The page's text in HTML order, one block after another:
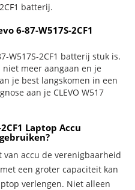
batterij.
6-87-W517S-2CF1
W517S-2CF1 batterij stuk is.
meer aangaan en je
je best langskomen in een
aan je CLEVO W517
Laptop Accu
accu de verenigbaarheid
een groter capaciteit kan
verlengen. Niet alleen